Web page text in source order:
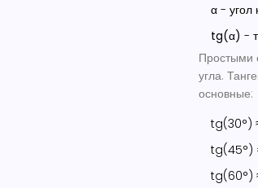
α- угол
tg(α) -
Простыми
угла.
основные:
tg(30°)
tg(45°)
tg(60°)